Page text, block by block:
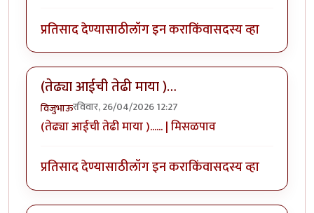
प्रतिसाद देण्यासाठीलॉग इन कराकिंवासदस्य व्हा
(तेढ्या आईची तेढी माया )…
विजुभाऊरविवार, 26/04/2026 12:27
(तेढ्या आईची तेढी माया )...... | मिसळपाव
प्रतिसाद देण्यासाठीलॉग इन कराकिंवासदस्य व्हा